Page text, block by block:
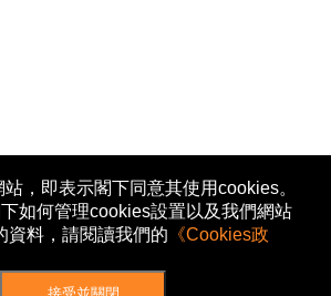
，即表示閣下同意其使用cookies。
如何管理cookies設置以及我們網站
資料，請閱讀我們的 《Cookies政